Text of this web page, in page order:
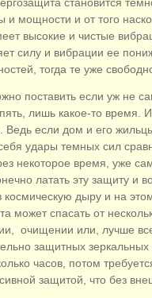
и мощности и от того
высокие и чистые
силу и вибрации ее
тогда те уже
поставить если уж не
лишь какое-то время.
Ведь если дом и его
удары темных сил
некоторое время, уже
латать эту защиту и
космическую дыру и на
может спасать от
очищении или, лучше
защитных
часов, потом
защитой, что без